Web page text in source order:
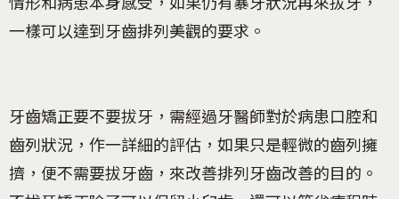
一樣可以達到牙齒排列美觀的要求。
牙齒矯正要不要拔牙，需經過牙醫師對於病患口腔和
齒列狀況，作一詳細的評估，如果只是輕微的齒列擁
擠，便不需要拔牙齒，來改善排列牙齒改善的目的。